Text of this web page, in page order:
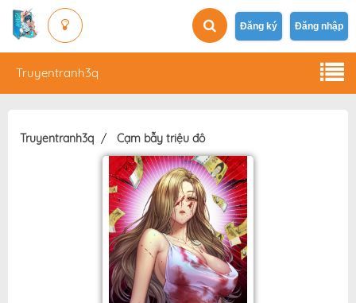
Đăng ký Đăng nhập
Truyentranh3q
Truyentranh3q Cạm bẫy triệu đô